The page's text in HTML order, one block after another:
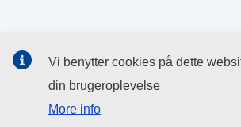
Søg efter EU's sider påsociale medier
Vi benytter cookies på dette
din brugeroplevelse
More info